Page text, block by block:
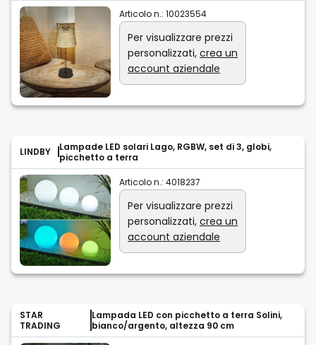
Articolo n.: 10023554
Per visualizzare prezzi
personalizzati, crea un
account aziendale
LINDBY
Lampade LED solari Lago, RGBW, set di 3, globi,
picchetto a terra
Articolo n.: 4018237
Per visualizzare prezzi
personalizzati, crea un
account aziendale
STAR
TRADING
Lampada LED con picchetto a terra Solini,
bianco/argento, altezza 90 cm